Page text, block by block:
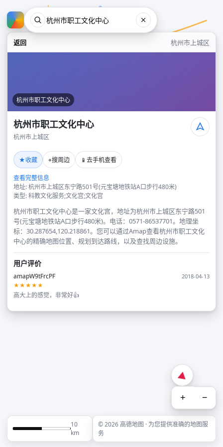
返回 杭州市上城区
杭州市职工文化中心
杭州市职工文化中心
杭州市上城区
★收藏 ⌖搜周边 📱 去手机查看
查看完整信息
地址: 杭州市上城区东宁路501号(元宝塘地铁站A口步行480米)
类型: 科教文化服务;文化宫;文化宫
杭州市职工文化中心是一家文化宫，地址为杭州市上城区东宁路501
号(元宝塘地铁站A口步行480米)。电话：0571-86537701。地理坐
标：30.287654,120.218861。您可以通过Amap查看杭州市职工文化
中心的精确地图位置、规划到达路线，以及查找周边设施。
用户评价
amapW9tFrcPF
2018-04-13
★★★★★
高大上的感觉，非常好👍
+ −
10
km
© 2026 高德地图 · 为您提供准确的地图服
务